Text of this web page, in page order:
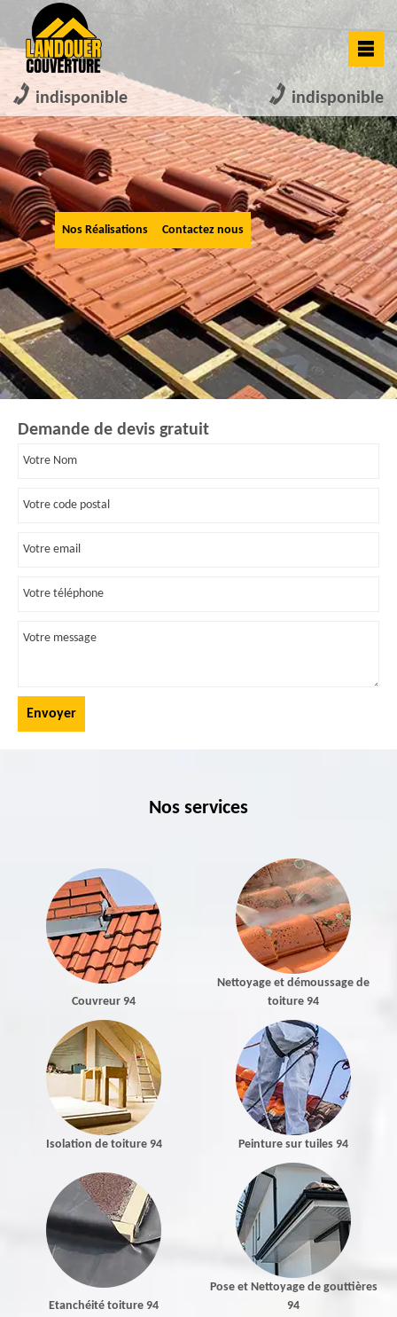
indisponible indisponible
Nos Réalisations Contactez nous
Demande de devis gratuit
Nos services
Couvreur 94
Nettoyage et démoussage de
toiture 94
Isolation de toiture 94 Peinture sur tuiles 94
Etanchéité toiture 94
Pose et Nettoyage de gouttières
94